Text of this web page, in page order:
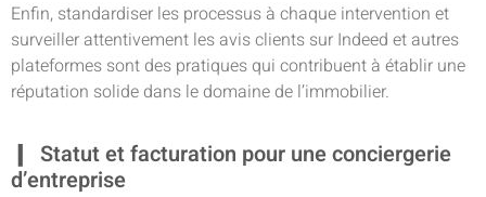
Enfin, standardiser les processus à chaque intervention et
surveiller attentivement les avis clients sur Indeed et autres
plateformes sont des pratiques qui contribuent à établir une
réputation solide dans le domaine de l’immobilier.
Statut et facturation pour une conciergerie
d’entreprise